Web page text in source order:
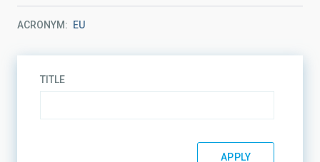
ACRONYM EU
TITLE